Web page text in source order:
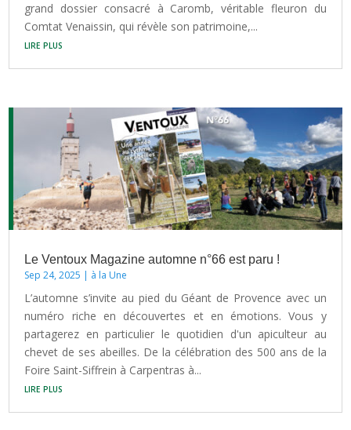
grand dossier consacré à Caromb, véritable fleuron du
Comtat Venaissin, qui révèle son patrimoine,...
lire plus
Le Ventoux Magazine automne n°66 est paru !
Sep 24, 2025 | à la Une
L’automne s’invite au pied du Géant de Provence avec un
numéro riche en découvertes et en émotions. Vous y
partagerez en particulier le quotidien d'un apiculteur au
chevet de ses abeilles. De la célébration des 500 ans de la
Foire Saint-Siffrein à Carpentras à...
lire plus